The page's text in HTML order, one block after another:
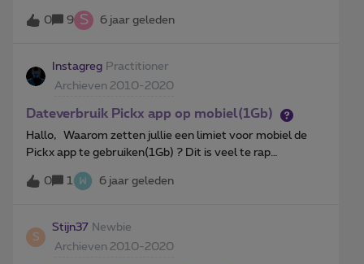
0 9 S 6 jaar geleden
Instagreg Practitioner
Archieven 2010-2020
Dateverbruik Pickx app op mobiel(1Gb)
Hallo, Waarom zetten jullie een limiet voor mobiel de
Pickx app te gebruiken(1Gb) ? Dit is veel te rap
zou hier meer gebruik van willen maken, en mijn
geschikt voor, maar toch wordt dit afgeblokt door deze
rare limiet… Gebruik dit als een tip Proximus!! ;-)
0 1 6 jaar geleden
S
Stijn37 Newbie
Archieven 2010-2020